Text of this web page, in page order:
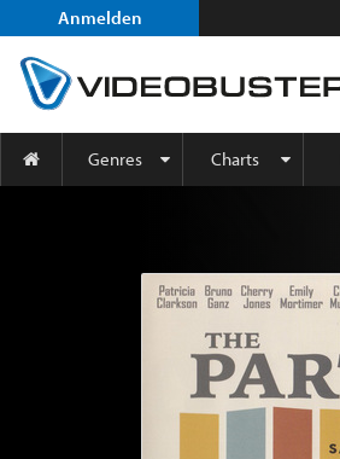
Anmelden
Genres Charts